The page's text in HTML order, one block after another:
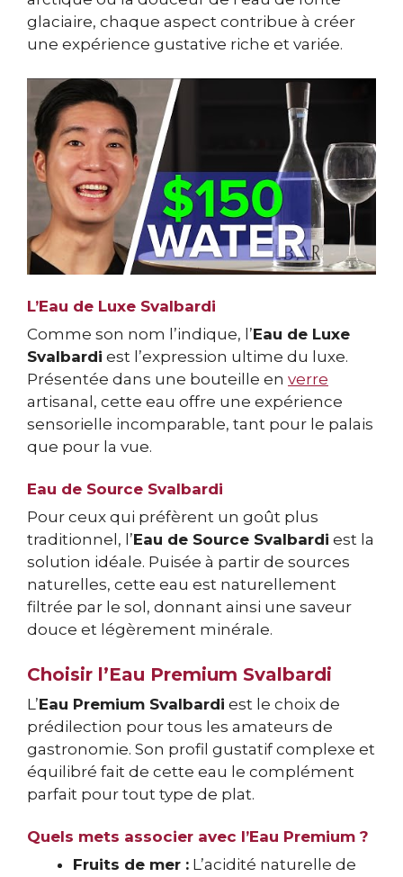
glaciaire, chaque aspect contribue à créer
une expérience gustative riche et variée.
L’Eau de Luxe Svalbardi
Comme son nom l’indique, l’Eau de Luxe
Svalbardi est l’expression ultime du luxe.
Présentée dans une bouteille en verre
artisanal, cette eau offre une expérience
sensorielle incomparable, tant pour le palais
que pour la vue.
Eau de Source Svalbardi
Pour ceux qui préfèrent un goût plus
traditionnel, l’Eau de Source Svalbardi est la
solution idéale. Puisée à partir de sources
naturelles, cette eau est naturellement
filtrée par le sol, donnant ainsi une saveur
douce et légèrement minérale.
Choisir l’Eau Premium Svalbardi
L’Eau Premium Svalbardi est le choix de
prédilection pour tous les amateurs de
gastronomie. Son profil gustatif complexe et
équilibré fait de cette eau le complément
parfait pour tout type de plat.
Quels mets associer avec l’Eau Premium ?
Fruits de mer : L’acidité naturelle de